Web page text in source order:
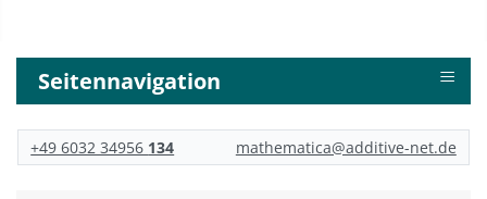
Seitennavigation ≡
+49 6032 34956 134 mathematica@additive-net.de